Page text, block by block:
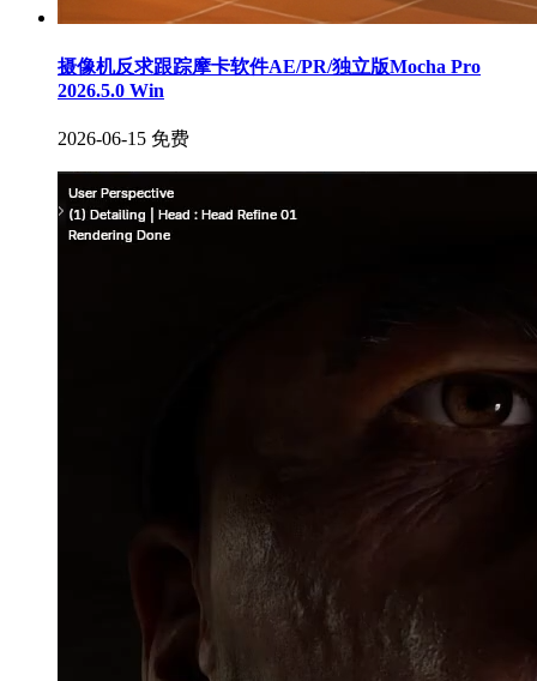
摄像机反求跟踪摩卡软件AE/PR/独立版Mocha Pro
2026.5.0 Win
2026-06-15 免费